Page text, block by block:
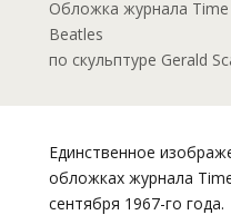
Обложка журнала
Beatles
по скульптуре Gerald
Единственное
обложках журнала
сентября 1967-го года.